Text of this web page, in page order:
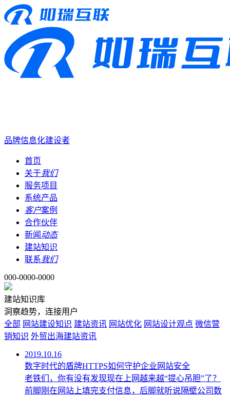
品牌信息化建设者
首页
关于我们
服务项目
系统产品
客户案例
合作伙伴
新闻 动态
建站知识
联系我们
000-0000-0000
建站知识库
洞察趋势，连接用户
全部 网站建设知识 建站资讯 网站优化 网站设计观点 微信营
销知识 外贸出海建站资讯
2019.10.16
数字时代的盾牌HTTPS如何守护企业网站安全
老铁们，你有没有发现现在上网越来越“提心吊胆”了？
前脚刚在网站上填完支付信息，后脚就听说隔壁公司数